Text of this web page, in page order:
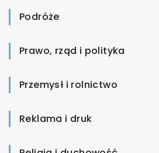
Podróże
Prawo, rząd i polityka
Przemysł i rolnictwo
Reklama i druk